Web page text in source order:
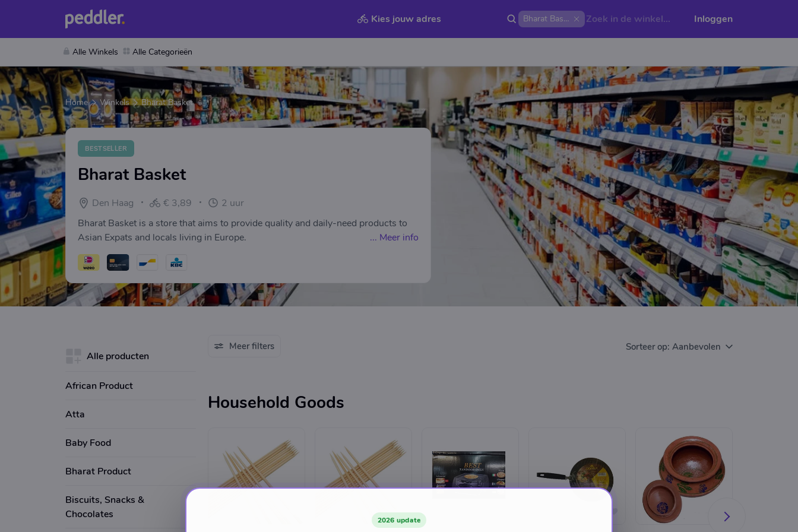
Kies jouw adres Bharat Basket Inloggen
Alle Winkels Alle Categorieën
Home Winkels Bharat Basket
BESTSELLER
Bharat Basket
Den Haag € 3,89
2 uur
Bharat Basket is a store that aims to provide quality and daily-need products to
Asian Expats and locals living in Europe.
... Meer info
Alle producten
African Product
Atta
Baby Food
Bharat Product
Biscuits, Snacks &
Chocolates
Meer filters Sorteer op: Aanbevolen
Household Goods
2026 update